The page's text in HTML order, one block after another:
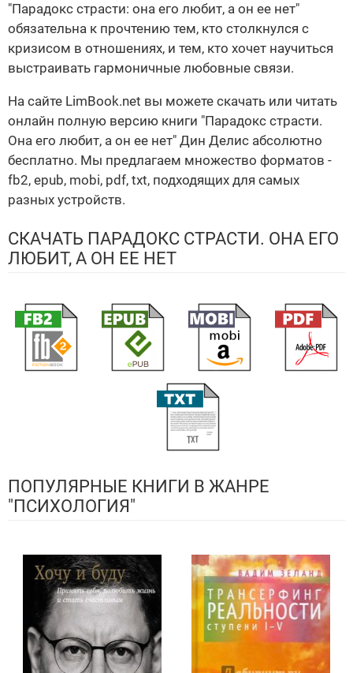
"Парадокс страсти: она его любит, а он ее нет"
обязательна к прочтению тем, кто столкнулся с
кризисом в отношениях, и тем, кто хочет научиться
выстраивать гармоничные любовные связи.
На сайте LimBook.net вы можете скачать или читать
онлайн полную версию книги "Парадокс страсти.
Она его любит, а он ее нет" Дин Делис абсолютно
бесплатно. Мы предлагаем множество форматов -
fb2, epub, mobi, pdf, txt, подходящих для самых
разных устройств.
СКАЧАТЬ ПАРАДОКС СТРАСТИ. ОНА ЕГО
ЛЮБИТ, А ОН ЕЕ НЕТ
ПОПУЛЯРНЫЕ КНИГИ В ЖАНРЕ
"ПСИХОЛОГИЯ"